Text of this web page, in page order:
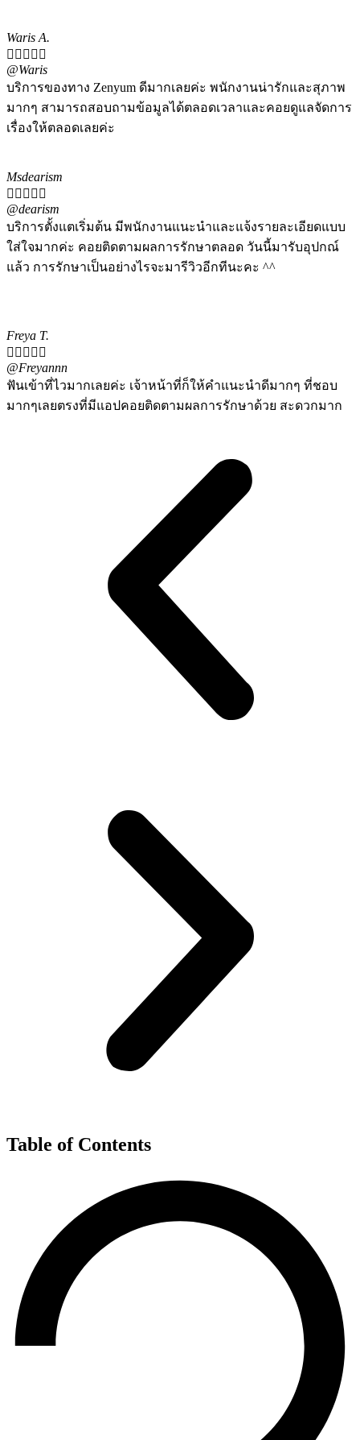
Waris A.
    
@Waris
บริการของทาง Zenyum ดีมากเลยค่ะ พนักงานน่ารักและสุภาพ
มากๆ สามารถสอบถามข้อมูลได้ตลอดเวลาและคอยดูแลจัดการ
เรื่องให้ตลอดเลยค่ะ
Msdearism
    
@dearism
บริการตั้งแตเริ่มต้น มีพนักงานแนะนำและแจ้งรายละเอียดแบบ
ใส่ใจมากค่ะ คอยติดตามผลการรักษาตลอด วันนี้มารับอุปกณ์
แล้ว การรักษาเป็นอย่างไรจะมารีวิวอีกทีนะคะ ^^
Freya T.
    
@Freyannn
ฟันเข้าที่ไวมากเลยค่ะ เจ้าหน้าที่ก็ให้คำแนะนำดีมากๆ ที่ชอบ
มากๆเลยตรงที่มีแอปคอยติดตามผลการรักษาด้วย สะดวกมาก
Table of Contents